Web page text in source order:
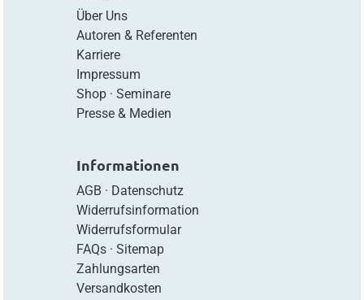
Über Uns
Autoren & Referenten
Karriere
Impressum
Shop· Seminare
Presse & Medien
Informationen
AGB · Datenschutz
Widerrufsinformation
Widerrufsformular
FAQs· Sitemap
Zahlungsarten
Versandkosten